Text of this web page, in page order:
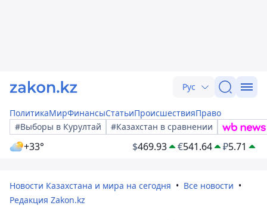
Рус
ПолитикаМирФинансыСтатьиПроисшествияПраво
#Выборы в Курултай
#Казахстан в сравнении
+33° $469.93 €541.64 ₽5.71
Новости Казахстана и мира на сегодня
Все новости
Редакция Zakon.kz